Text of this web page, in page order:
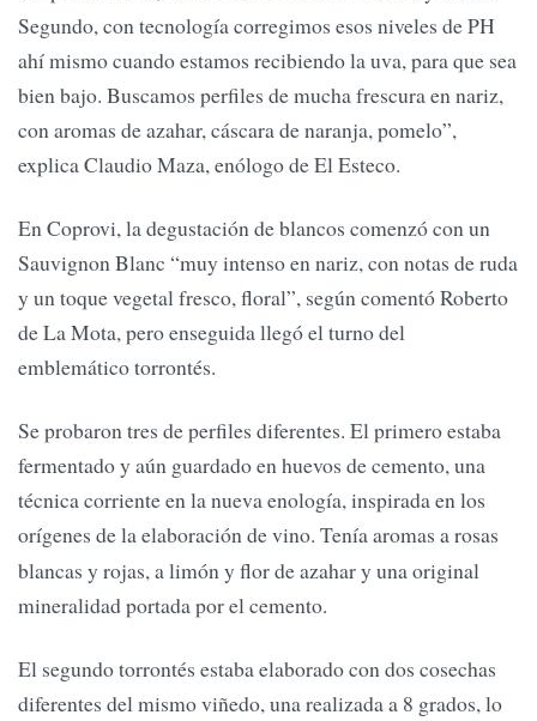
Segundo, con tecnología corregimos esos niveles de PH
ahí mismo cuando estamos recibiendo la uva, para que sea
bien bajo. Buscamos perfiles de mucha frescura en nariz,
con aromas de azahar, cáscara de naranja, pomelo”,
explica Claudio Maza, enólogo de El Esteco.
En Coprovi, la degustación de blancos comenzó con un
Sauvignon Blanc “muy intenso en nariz, con notas de ruda
y un toque vegetal fresco, floral”, según comentó Roberto
de La Mota, pero enseguida llegó el turno del
emblemático torrontés.
Se probaron tres de perfiles diferentes. El primero estaba
fermentado y aún guardado en huevos de cemento, una
técnica corriente en la nueva enología, inspirada en los
orígenes de la elaboración de vino. Tenía aromas a rosas
blancas y rojas, a limón y flor de azahar y una original
mineralidad portada por el cemento.
El segundo torrontés estaba elaborado con dos cosechas
diferentes del mismo viñedo, una realizada a 8 grados, lo